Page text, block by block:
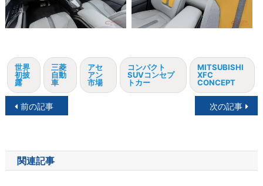
世界
初披
露
三菱
自動
車
アセ
アン
市場
コンパクト
SUVコンセプ
トカー
MITSUBISHI
XFC
CONCEPT
投
ナ
ビ
前の記事 次の記事
関連記事